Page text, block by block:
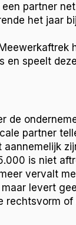
partner
het jaar
en speelt
de
partner
is niet
vervalt
levert
rechtsvorm